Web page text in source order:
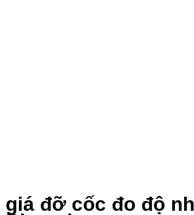
giá đỡ cốc đo độ